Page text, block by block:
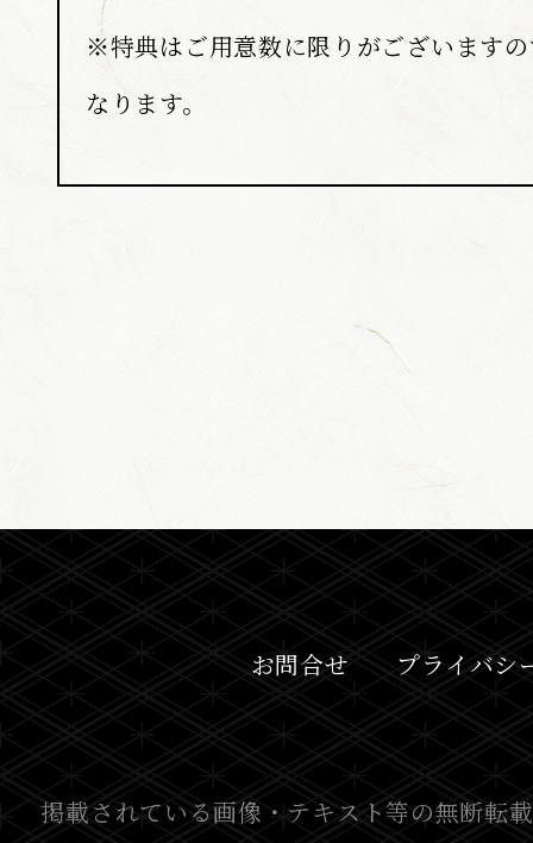
※特典はご用意数に限りがございます
なります。
お問合せ プライバシ
掲載されている画像・テキスト等の無断転